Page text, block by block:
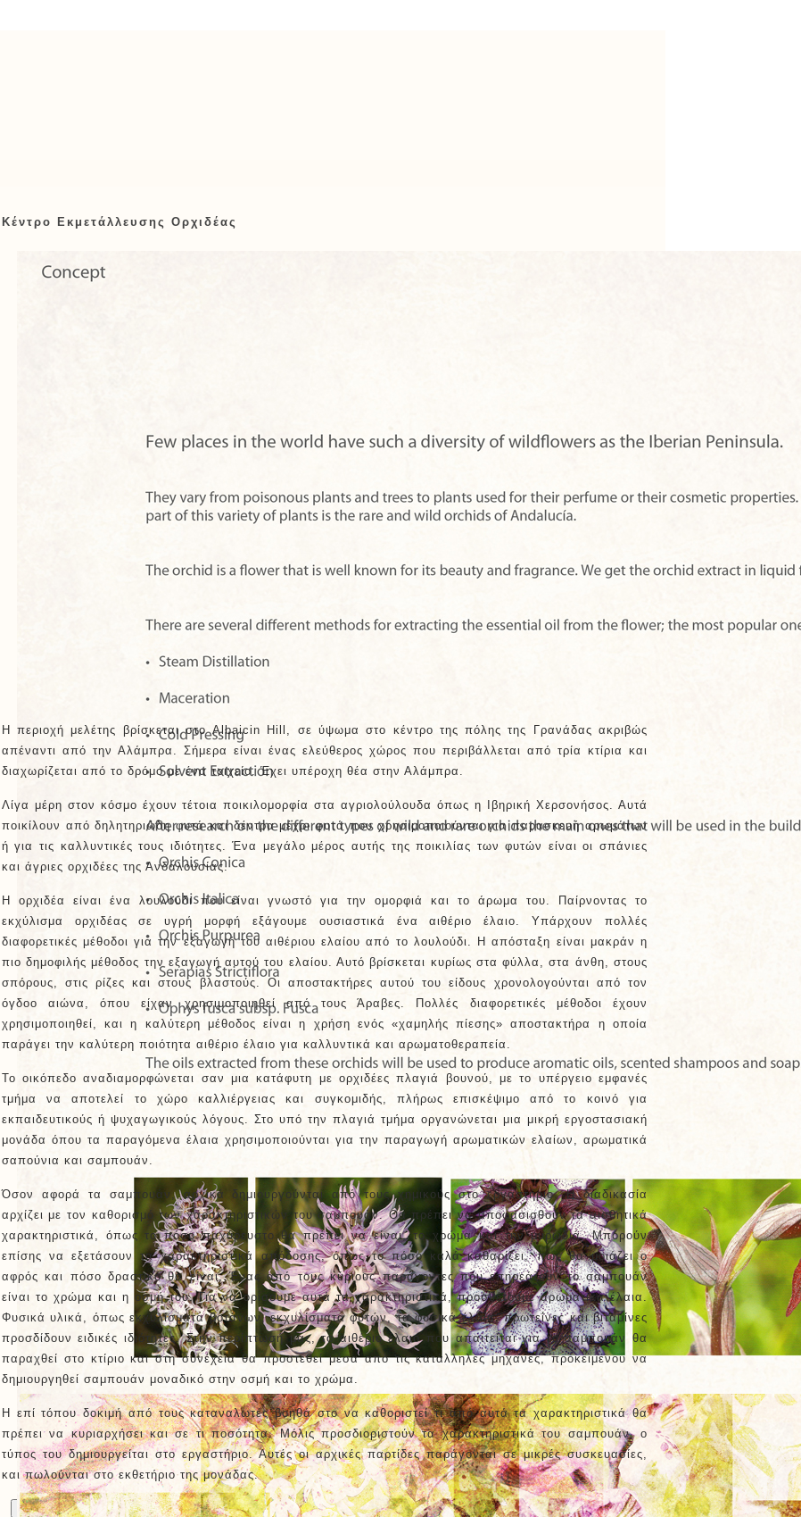
Κέντρο Εκμετάλλευσης Ορχιδέας
Η περιοχή μελέτης βρίσκεται στο Albaicin Hill, σε ύψωμα στο κέντρο της πόλης της Γρανάδας ακριβώς
απέναντι από την Αλάμπρα. Σήμερα είναι ένας ελεύθερος χώρος που περιβάλλεται από τρία κτίρια και
διαχωρίζεται από το δρόμο με ένα τοιχείο. Έχει υπέροχη θέα στην Αλάμπρα.
Λίγα μέρη στον κόσμο έχουν τέτοια ποικιλομορφία στα αγριολούλουδα όπως η Ιβηρική Χερσονήσος. Αυτά
ποικίλουν από δηλητηριώδη φυτά και δέντρα μέχρι φυτά που χρησιμοποιούνται για παρασκευή αρωμάτων
ή για τις καλλυντικές τους ιδιότητες. Ένα μεγάλο μέρος αυτής της ποικιλίας των φυτών είναι οι σπάνιες
και άγριες ορχιδέες της Ανδαλουσίας.
Η ορχιδέα είναι ένα λουλούδι που είναι γνωστό για την ομορφιά και το άρωμα του. Παίρνοντας το
εκχύλισμα ορχιδέας σε υγρή μορφή εξάγουμε ουσιαστικά ένα αιθέριο έλαιο. Υπάρχουν πολλές
διαφορετικές μέθοδοι για την εξαγωγή του αιθέριου ελαίου από το λουλούδι. Η απόσταξη είναι μακράν η
πιο δημοφιλής μέθοδος την εξαγωγή αυτού του ελαίου. Αυτό βρίσκεται κυρίως στα φύλλα, στα άνθη, στους
σπόρους, στις ρίζες και στους βλαστούς. Οι αποστακτήρες αυτού του είδους χρονολογούνται από τον
όγδοο αιώνα, όπου είχαν χρησιμοποιηθεί από τους Άραβες. Πολλές διαφορετικές μέθοδοι έχουν
χρησιμοποιηθεί, και η καλύτερη μέθοδος είναι η χρήση ενός «χαμηλής πίεσης» αποστακτήρα η οποία
παράγει την καλύτερη ποιότητα αιθέριο έλαιο για καλλυντικά και αρωματοθεραπεία.
Το οικόπεδο αναδιαμορφώνεται σαν μια κατάφυτη με ορχιδέες πλαγιά βουνού, με το υπέργειο εμφανές
τμήμα να αποτελεί το χώρο καλλιέργειας και συγκομιδής, πλήρως επισκέψιμο από το κοινό για
εκπαιδευτικούς ή ψυχαγωγικούς λόγους. Στο υπό την πλαγιά τμήμα οργανώνεται μια μικρή εργοστασιακή
μονάδα όπου τα παραγόμενα έλαια χρησιμοποιούνται για την παραγωγή αρωματικών ελαίων, αρωματικά
σαπούνια και σαμπουάν.
Όσον αφορά τα σαμπουάν, αρχικά δημιουργούνται από τους χημικούς στο εργαστήριο. Η διαδικασία
αρχίζει με τον καθορισμό των χαρακτηριστικών του σαμπουάν. Θα πρέπει να αποφασισθούν τα αισθητικά
χαρακτηριστικά, όπως το πόσο παχύρευστο θα πρέπει να είναι, το χρώμα και την μυρωδιά. Μπορούν
επίσης να εξετάσουν τα χαρακτηριστικά απόδοσης, όπως το πόσο καλά καθαρίζει, πως θα μοιάζει ο
αφρός και πόσο δραστικό θα είναι. Ένας από τους κύριους παράγοντες που επηρεάζουν το σαμπουάν
είναι το χρώμα και η οσμή του. Για να ορίσουμε αυτά τα χαρακτηριστικά, προσθέτουμε αρωματικά έλαια.
Φυσικά υλικά, όπως εκχυλίσματα βοτάνων, εκχυλίσματα φυτών, τα φυσικά έλαια, πρωτεΐνες και βιταμίνες
προσδίδουν ειδικές ιδιότητες. Στην περίπτωσή μας, το αιθέριο έλαιο που απαιτείται για το σαμπουάν θα
παραχθεί στο κτίριο και στη συνέχεια θα προστεθεί μέσα από τις κατάλληλες μηχανές, προκειμένου να
δημιουργηθεί σαμπουάν μοναδικό στην οσμή και το χρώμα.
Η επί τόπου δοκιμή από τους καταναλωτές βοηθά στο να καθοριστεί τι από αυτά τα χαρακτηριστικά θα
πρέπει να κυριαρχήσει και σε τι ποσότητα. Μόλις προσδιοριστούν τα χαρακτηριστικά του σαμπουάν, ο
τύπος του δημιουργείται στο εργαστήριο. Αυτές οι αρχικές παρτίδες παράγονται σε μικρές συσκευασίες,
και πωλούνται στο εκθετήριο της μονάδας.
Προηγούμενη Μελέτη Άλλες Μελέτες Επόμενη Μελέτη